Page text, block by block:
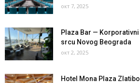
окт 7, 2025
Plaza Bar —
srcu Novog Beograda
окт 2, 2025
Hotel Mona Plaza